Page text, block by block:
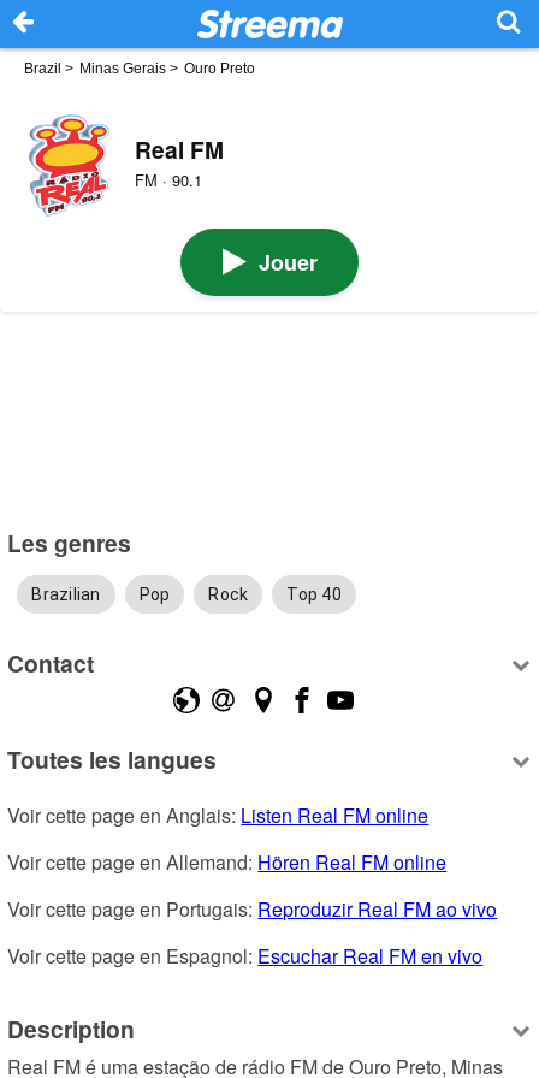
Brazil > Minas Gerais > Ouro Preto
Real FM
FM · 90.1
Jouer
Les genres
Brazilian Pop Rock Top 40
Contact
Toutes les langues
Voir cette page en Anglais: Listen Real FM online
Voir cette page en Allemand: Hören Real FM online
Voir cette page en Portugais: Reproduzir Real FM ao vivo
Voir cette page en Espagnol: Escuchar Real FM en vivo
Description
Real FM é uma estação de rádio FM de Ouro Preto, Minas